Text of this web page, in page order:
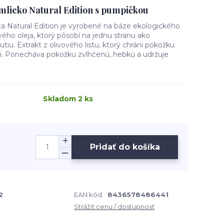
Natural Edition s pumpičkou
Natural Edition je vyrobené na báze ekologického
oleja, ktorý pôsobí na jednu stranu ako
Extrakt z olivového listu, ktorý chráni pokožku
Ponecháva pokožku zvlhčenú, hebkú a udržuje
Skladom 2 ks
Pridať do košíka
EAN kód:
8436578486441
Strážiť cenu / dostupnosť